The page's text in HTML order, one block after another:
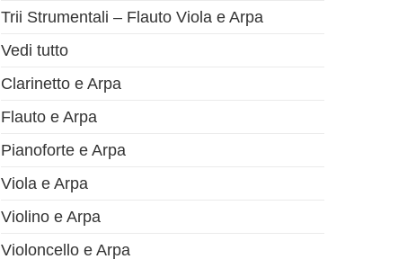
Trii Strumentali – Flauto Viola e Arpa
Vedi tutto
Clarinetto e Arpa
Flauto e Arpa
Pianoforte e Arpa
Viola e Arpa
Violino e Arpa
Violoncello e Arpa